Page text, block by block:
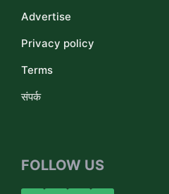
Advertise
Privacy policy
Terms
संपर्क
FOLLOW US